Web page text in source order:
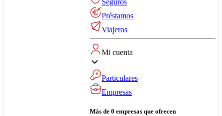
Seguros
Préstamos
Viajeros
Mi cuenta
Particulares
Empresas
Más de 0 empresas que ofrecen